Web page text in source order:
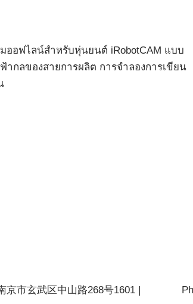
ออฟไลน์สำหรับหุ่นยนต์ iRobotCAM แบบ
กลของสายการผลิต การจำลองการเขียน
京市玄武区中山路268号1601 |